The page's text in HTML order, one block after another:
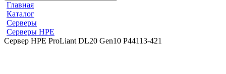
Главная
Каталог
Серверы
Серверы HPE
Сервер HPE ProLiant DL20 Gen10 P44113-421